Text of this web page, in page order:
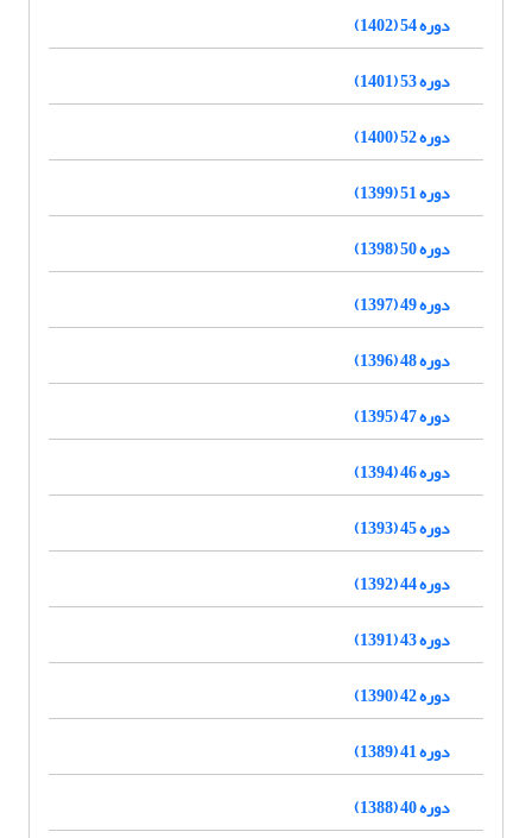
دوره 54 (1402)
دوره 53 (1401)
دوره 52 (1400)
دوره 51 (1399)
دوره 50 (1398)
دوره 49 (1397)
دوره 48 (1396)
دوره 47 (1395)
دوره 46 (1394)
دوره 45 (1393)
دوره 44 (1392)
دوره 43 (1391)
دوره 42 (1390)
دوره 41 (1389)
دوره 40 (1388)